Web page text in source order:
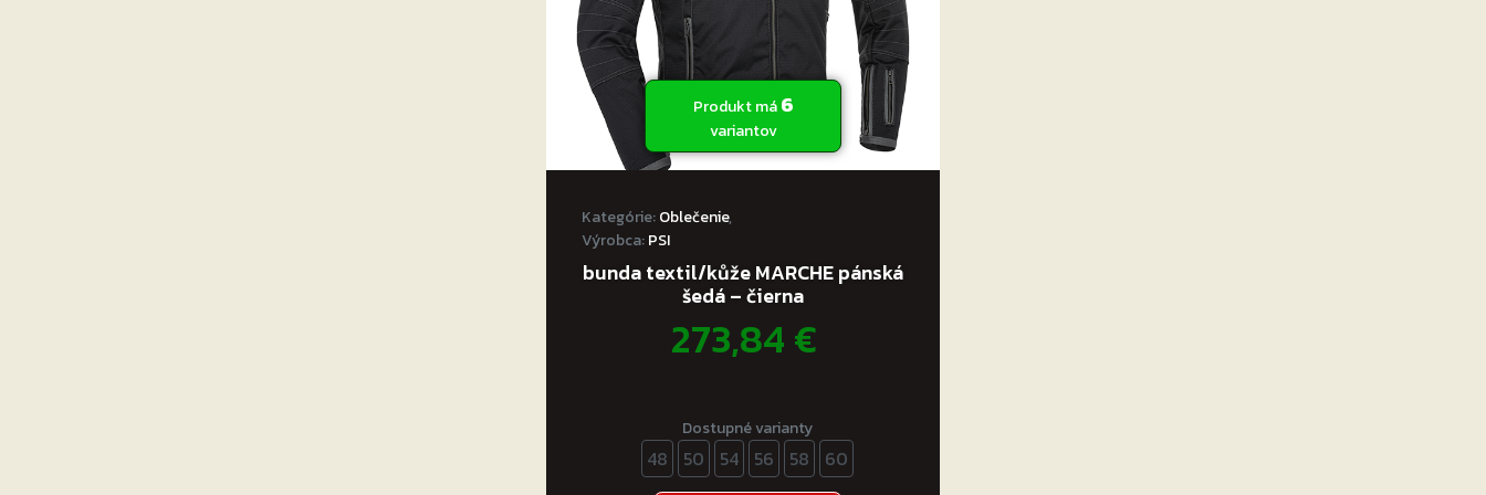
Produkt má6
variantov
Kategórie:Oblečenie,
Výrobca:PSI
bunda textil/kůže MARCHE pánská
šedá – čierna
273,84€
Dostupné varianty
48 50 54 56 58 60